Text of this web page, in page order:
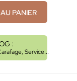
PANIER
:
Service...